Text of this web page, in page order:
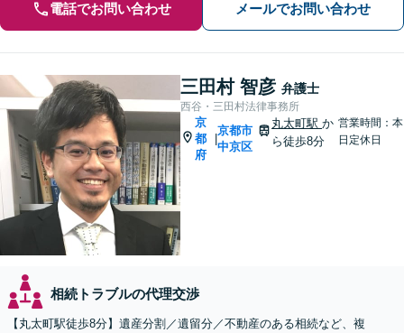
電話でお問い合わせ メールでお問い合わせ
三田村 智彦 弁護士
西谷・三田村法律事務所
京
都
府
|
京都市
中京区
丸太町駅か
ら徒歩8分
営業時間：本
日定休日
相続トラブルの代理交渉
【丸太町駅徒歩8分】遺産分割／遺留分／不動産のある相続など、複